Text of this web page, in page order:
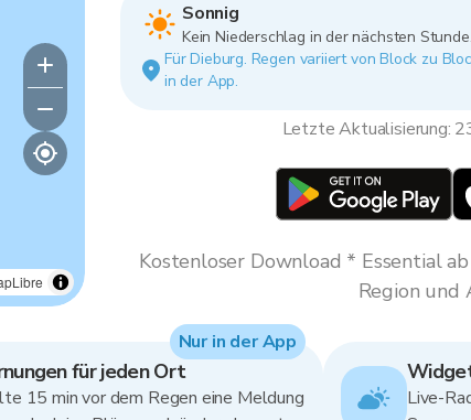
Sonnig
Kein Niederschlag in der nächsten Stunde.
Für Dieburg. Regen variiert von Block zu
in der App.
Letzte Aktualisierung:
Kostenloser Download * Essential
Region und
für jeden Ort
15 min vor dem Regen eine Meldung
Nur in der App
Live-